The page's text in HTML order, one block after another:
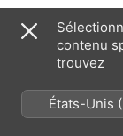
Lecture :
nationaux,
Page Web de
contenu
trouvez
États-Unis
France)